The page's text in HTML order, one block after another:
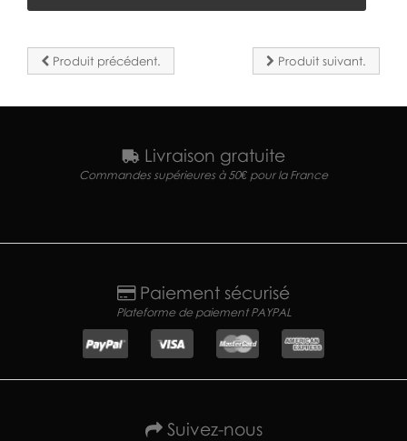
Produit précédent. Produit suivant.
Livraison gratuite
Commandes supérieures à 50€ pour la France
Paiement sécurisé
Plateforme de paiement PAYPAL
Suivez-nous